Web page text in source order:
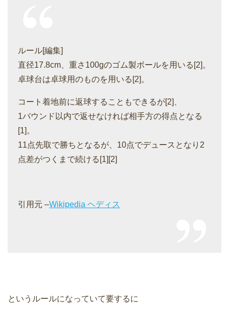
ルール[編集]
直径17.8cm、重さ100gのゴム製ボールを用いる[2]。
卓球台は卓球用のものを用いる[2]。
コート着地前に返球することもできるが[2]、
1バウンド以内で返せなければ相手方の得点となる
[1]。
11点先取で勝ちとなるが、10点でデュースとなり2
点差がつくまで続ける[1][2]
引用元 –Wikipedia ヘディス
というルールになっていて要するに